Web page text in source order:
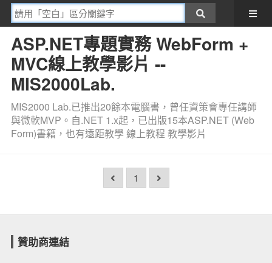
ASP.NET專題實務 WebForm +
MVC線上教學影片 --
MIS2000Lab.
MIS2000 Lab.已推出20餘本電腦書，曾任資策會專任講師
與微軟MVP。自.NET 1.x起，已出版15本ASP.NET (Web
Form)書籍，也有遠距教學 線上教程 教學影片
1
贊助商連結